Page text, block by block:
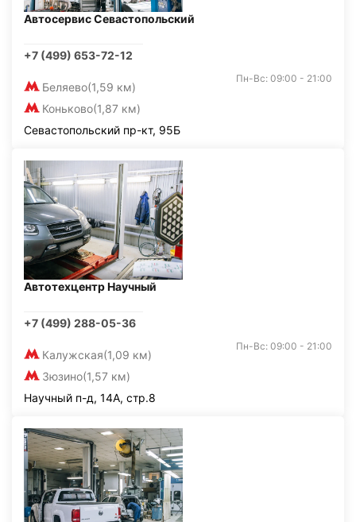
Автосервис Севастопольский
+7 (499) 653-72-12
Беляево(1,59 км)
Коньково(1,87 км)
Пн-Вс: 09:00 - 21:00
Севастопольский пр-кт, 95Б
Автотехцентр Научный
+7 (499) 288-05-36
Калужская(1,09 км)
Зюзино(1,57 км)
Пн-Вс: 09:00 - 21:00
Научный п-д, 14А, стр.8